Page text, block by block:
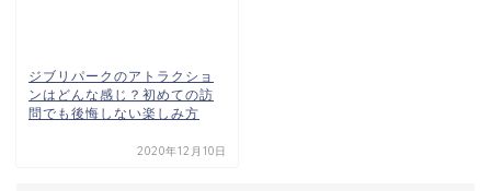
ジブリパークのアトラクショ
ンはどんな感じ？初めての訪
問でも後悔しない楽しみ方
2020年12月10日